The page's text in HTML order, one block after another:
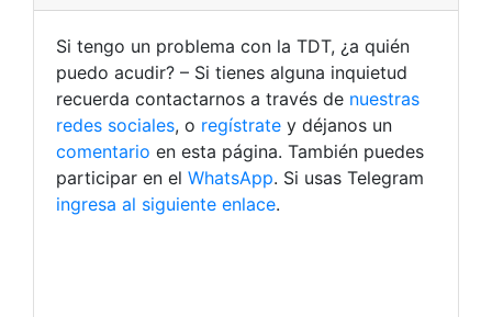
Si tengo un problema con la TDT, ¿a quién
puedo acudir? – Si tienes alguna inquietud
recuerda contactarnos a través de nuestras
redes sociales, o regístrate y déjanos un
comentario en esta página. También puedes
participar en el WhatsApp. Si usas Telegram
ingresa al siguiente enlace.